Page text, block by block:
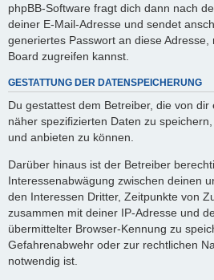
phpBB-Software fragt dich dann nach
deiner E-Mail-Adresse und sendet
generiertes Passwort an diese
Board zugreifen kannst.
GESTATTUNG DER DATENSPEICHERUNG
Du gestattest dem Betreiber, die von
näher spezifizierten Daten zu
und anbieten zu können.
Darüber hinaus ist der Betreiber
Interessenabwägung zwischen deinen
den Interessen Dritter, Zeitpunkte von
zusammen mit deiner IP-Adresse und
übermittelter Browser-Kennung zu
Gefahrenabwehr oder zur rechtlichen
notwendig ist.